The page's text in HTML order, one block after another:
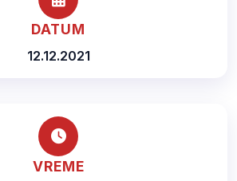
DATUM
12.12.2021
VREME